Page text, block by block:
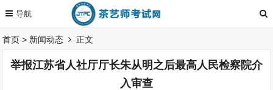
首页 > 新闻动态 正文
举报江苏省人社厅厅长朱从明之后最高人民检察院介
入审查